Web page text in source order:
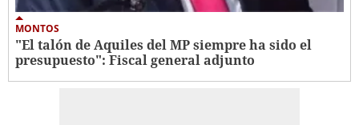
MONTOS
"El talón de Aquiles del MP siempre ha sido el
presupuesto": Fiscal general adjunto